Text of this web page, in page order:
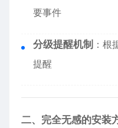
要事件
分级提醒机制 ：根
提醒
二、完全无感的安装